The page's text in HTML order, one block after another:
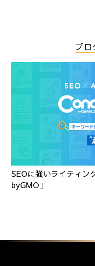
ブロ
SEOに強いライティン
byGMO」